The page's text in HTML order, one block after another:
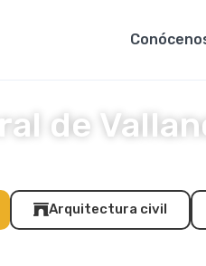
de
Arquitectura civil